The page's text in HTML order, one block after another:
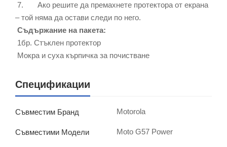
7. Ако решите да премахнете протектора от екрана
– той няма да остави следи по него.
Съдържание на пакета:
1бр. Стъклен протектор
Мокра и суха кърпичка за почистване
Спецификации
Съвместим Бранд Motorola
Съвместими Модели Moto G57 Power